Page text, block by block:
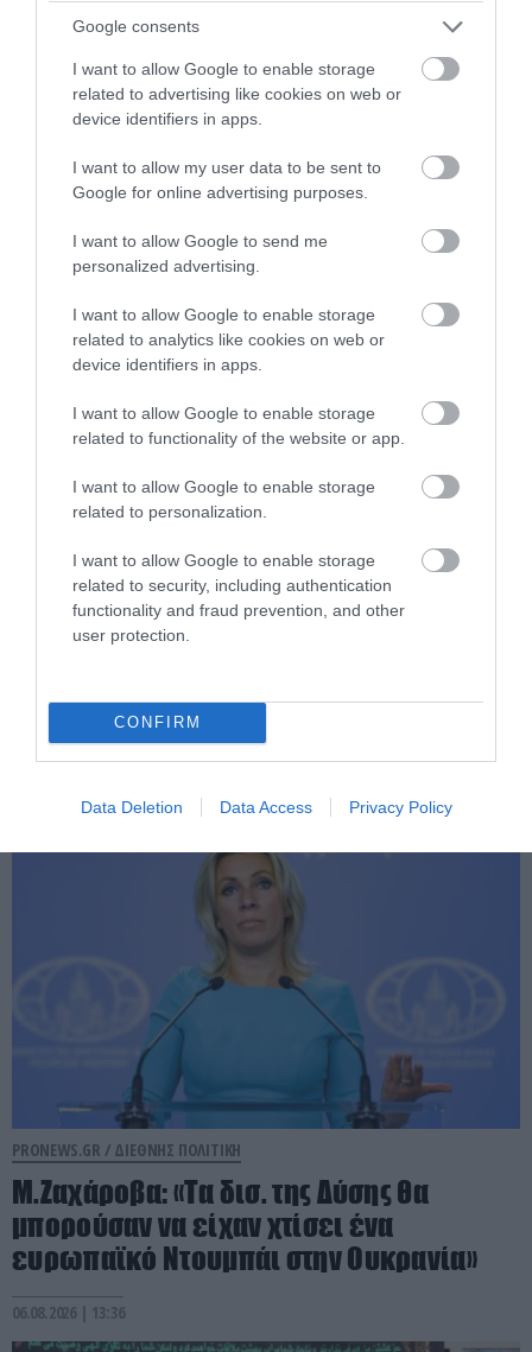
Google consents
I want to allow Google to enable storage
related to advertising like cookies on web or
device identifiers in apps.
I want to allow my user data to be sent to
Google for online advertising purposes.
I want to allow Google to send me
personalized advertising.
I want to allow Google to enable storage
related to analytics like cookies on web or
device identifiers in apps.
I want to allow Google to enable storage
related to functionality of the website or app.
I want to allow Google to enable storage
related to personalization.
I want to allow Google to enable storage
related to security, including authentication
functionality and fraud prevention, and other
user protection.
CONFIRM
Data Deletion Data Access Privacy Policy
PRONEWS.GR /ΔΙΕΘΝΗΣ ΠΟΛΙΤΙΚΗ
Έδωσε ο Ντόναλντ Τραμπ από τώρα το
δαχτυλίδι της διαδοχής στον Τζέι Ντι
Βανς – Αυτό αναφέρει η Washington
06.08.2026 | 19:47
PRONEWS.GR /
Ν.Μεντβέντεφ: «Η Ιαπωνία είναι
υποτελής των ΗΠΑ – Θα μετατραπεί σε
ρόνιν»
06.08.2026 | 15:17
PRONEWS.GR / ΔΙΕΘΝΗΣ ΠΟΛΙΤΙΚΗ
Μ.Ζαχάροβα: «Τα δισ. της Δύσης θα
μπορούσαν να είχαν χτίσει ένα
ευρωπαϊκό Ντουμπάι στην Ουκρανία»
06.08.2026 | 13:36